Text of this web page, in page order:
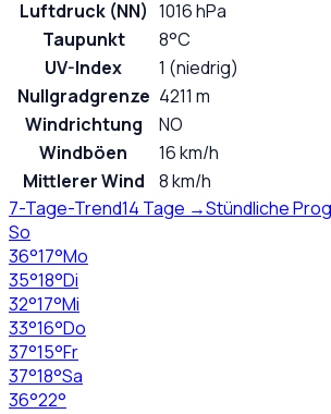
Luftdruck (NN) 1016 hPa
Taupunkt
8°C
UV-Index
1 (niedrig)
Nullgradgrenze 4211 m
Windrichtung
NO
Windböen
16 km/h
Mittlerer Wind
8 km/h
7-Tage-Trend14 Tage →Stündliche
So
36°17°Mo
35°18°Di
32°17°Mi
33°16°Do
37°15°Fr
37°18°Sa
36°22°